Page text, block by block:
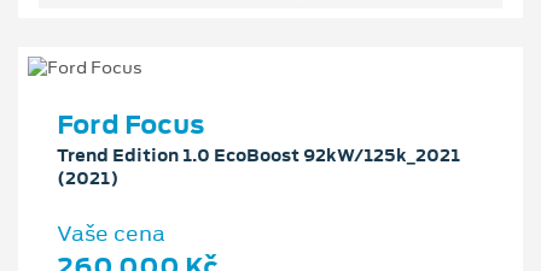
Ford Focus
Trend Edition 1.0 EcoBoost 92kW/125k_2021
(2021)
Vaše cena